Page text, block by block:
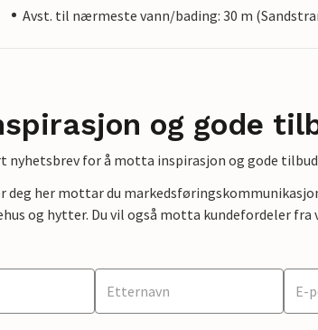
Avst. til nærmeste vann/bading: 30 m
og gode
nyhetsbrev for å motta inspirasjon og gode
deg her mottar du
og hytter. Du vil også motta kundefordeler